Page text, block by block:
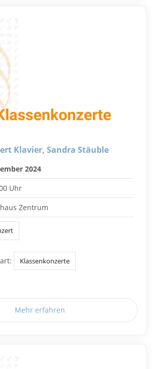
Klavier, Sandra Stäuble
2024
Uhr
Zentrum
Klassenkonzerte
Mehr erfahren